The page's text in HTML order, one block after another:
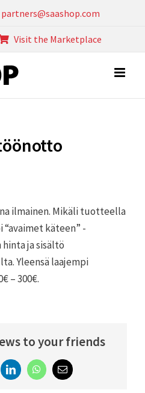
partners@saashop.com
Visit the Marketplace
ilmainen. Mikäli tuotteella
käteen” -
ja sisältö
Yleensä laajempi
– 300€.
to your friends
LinkedInWhatsAppEmail